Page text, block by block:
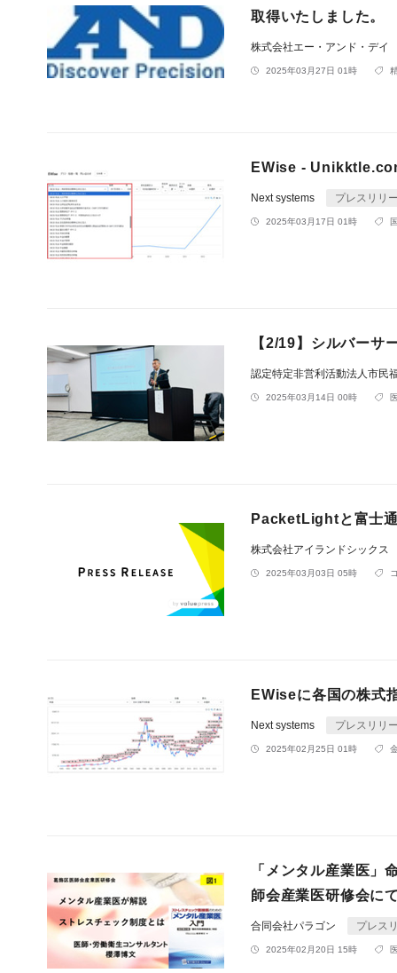
取得いたしました。
株式会社エー・アンド・デイ
2025年03月27日 01時
EWise -
Next systems プレスリリ
2025年03月17日 01時
【2/19】シルバーサ
認定特定非営利活動法人市民
2025年03月14日 00時
PacketLightと富士
株式会社アイランドシックス
2025年03月03日 05時
EWiseに各国の株式
Next systems プレスリリ
2025年02月25日 01時
「メンタル産業医」
師会産業医研修会に
合同会社パラゴン プレス
2025年02月20日 15時